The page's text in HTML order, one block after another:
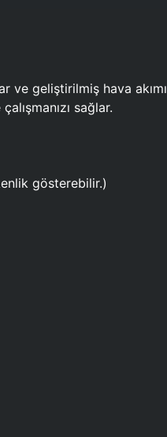
ve geliştirilmiş hava akımı
sağlar.
gösterebilir.)